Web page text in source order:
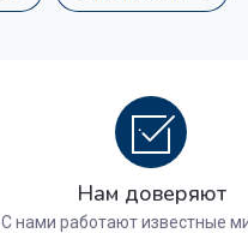
Нам доверяют
С нами работают известные